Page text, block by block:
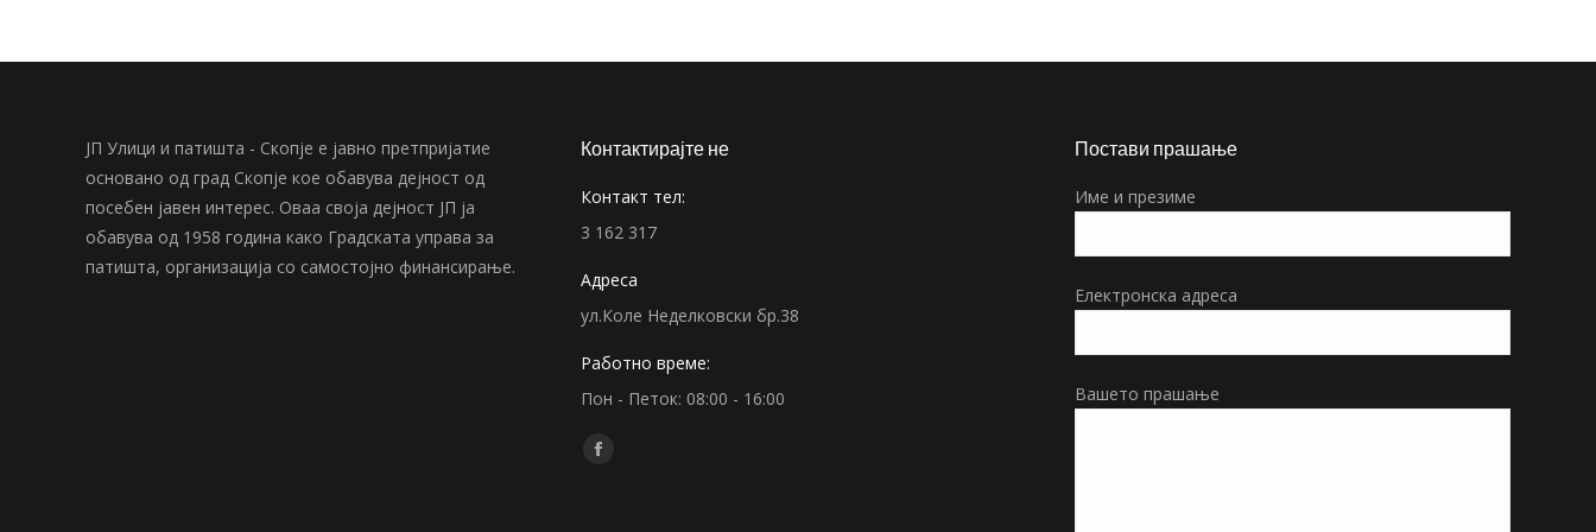
ЈП Улици и патишта - Скопје е јавно претпријатие
основано од град Скопје кое обавува дејност од
посебен јавен интерес. Оваа своја дејност ЈП ја
обавува од 1958 година како Градската управа за
патишта, организација со самостојно финансирање.
Контактирајте не
Контакт тел:
3 162 317
Адреса
ул.Коле Неделковски бр.38
Работно време:
Пон - Петок: 08:00 - 16:00
Find us on:
Facebook
Постави прашање
Име и презиме
Електронска адреса
Вашето прашање